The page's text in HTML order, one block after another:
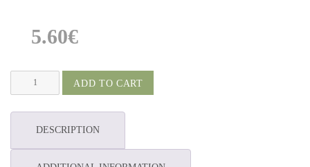
5.60€
à
de
ADD TO CART
DESCRIPTION